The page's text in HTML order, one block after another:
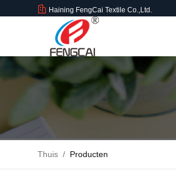
Haining FengCai Textile Co.,Ltd.
Thuis / Producten